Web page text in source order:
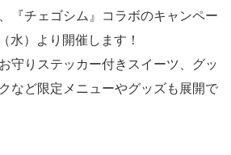
『チェゴシム』コラボのキャンペー
水）より開催します！
守りステッカー付きスイーツ、グッ
など限定メニューやグッズも展開で